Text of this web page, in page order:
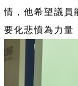
情，他希望議員
要化悲憤為力量